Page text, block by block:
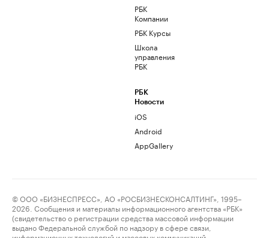
РБК
Компании
РБК Курсы
Школа
управления
РБК
РБК
Новости
iOS
Android
AppGallery
© ООО «БИЗНЕСПРЕСС», АО «РОСБИЗНЕСКОНСАЛТИНГ», 1995–
2026. Сообщения и материалы информационного агентства «РБК»
(свидетельство о регистрации средства массовой информации
выдано Федеральной службой по надзору в сфере связи,